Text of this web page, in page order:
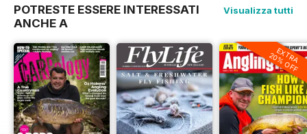
POTRESTE ESSERE INTERESSATI
ANCHE A
Visualizza tutti
EXTRA
20% OFF